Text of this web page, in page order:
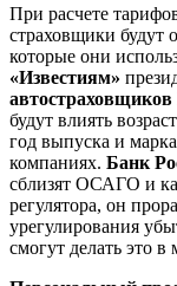
При расчете
страховщики будут
которые они
«Известиям»
автостраховщиков
будут влиять
год выпуска и
компаниях. Банк
сблизят ОСАГО и
регулятора, он
урегулирования
смогут делать это